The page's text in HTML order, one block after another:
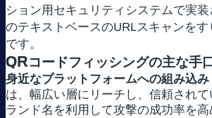
ション用セキュリティシステムで実
のテキストベースのURLスキャンを
です。
QRコードフィッシングの主な手
身近なプラットフォームへの組み込み
は、幅広い層にリーチし、信頼され
ランド名を利用して攻撃の成功率を